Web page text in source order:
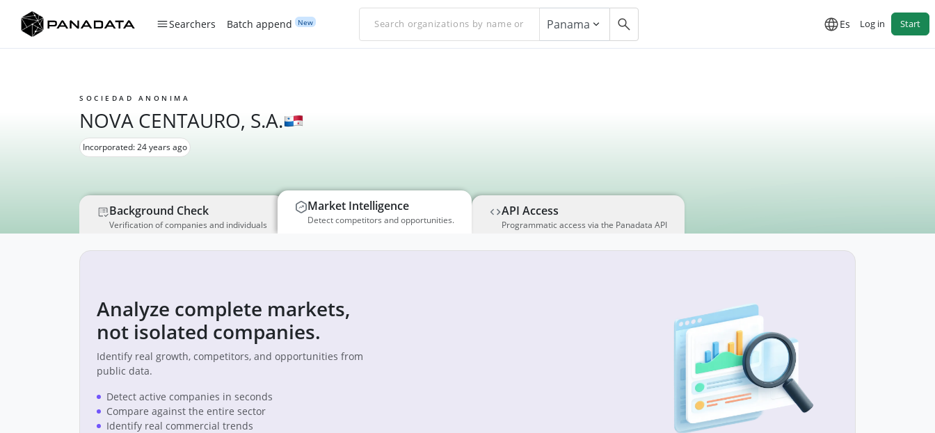
Searchers Batch append New Panama Es Log in Start
SOCIEDAD ANONIMA
NOVA CENTAURO, S.A.
Incorporated: 24 years ago
Background Check
Verification of companies and individuals
Market Intelligence
Detect competitors and opportunities.
API Access
Programmatic access via the Panadata API
Analyze complete markets,
not isolated companies.
Identify real growth, competitors, and opportunities from
public data.
Detect active companies in seconds
Compare against the entire sector
Identify real commercial trends